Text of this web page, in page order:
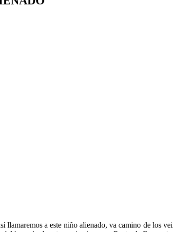
llamaremos a este niño alienado, va camino de los